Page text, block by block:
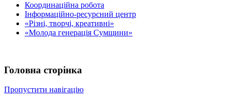
Координаційна робота
Інформаційно-ресурсний центр
«Різні, творчі, креативні»
«Молода генерація Сумщини»
Головна сторінка
Пропустити навігацію